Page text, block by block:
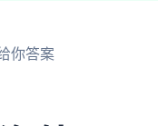
你答案